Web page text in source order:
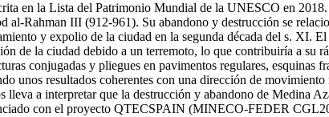
en la Lista del Patrimonio Mundial de la UNESCO en
Rahman III (912-961). Su abandono y destrucción se
y expolio de la ciudad en la segunda década del s. XI.
de la ciudad debido a un terremoto, lo que contribuiría a
conjugadas y pliegues en pavimentos regulares, esquinas
unos resultados coherentes con una dirección de
lleva a interpretar que la destrucción y abandono de Medina
con el proyecto QTECSPAIN (MINECO-FEDER